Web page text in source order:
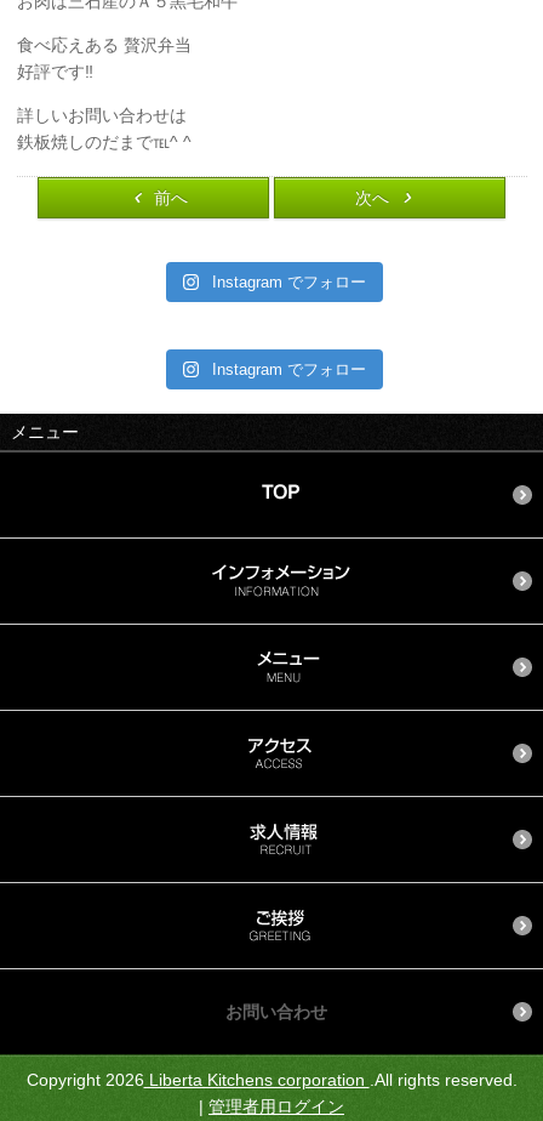
食べ応えある 贅沢弁当
好評です‼︎
詳しいお問い合わせは
鉄板焼しのだまで℡^ ^
前へ 次へ
Instagram でフォロー
Instagram でフォロー
メニュー
お問い合わせ
Copyright 2026Liberta Kitchens corporation .All rights reserved.
| 管理者用ログイン